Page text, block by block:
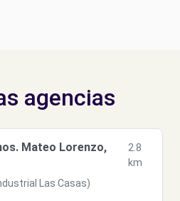
agencias
Mateo Lorenzo,
2.8
km
Las Casas)